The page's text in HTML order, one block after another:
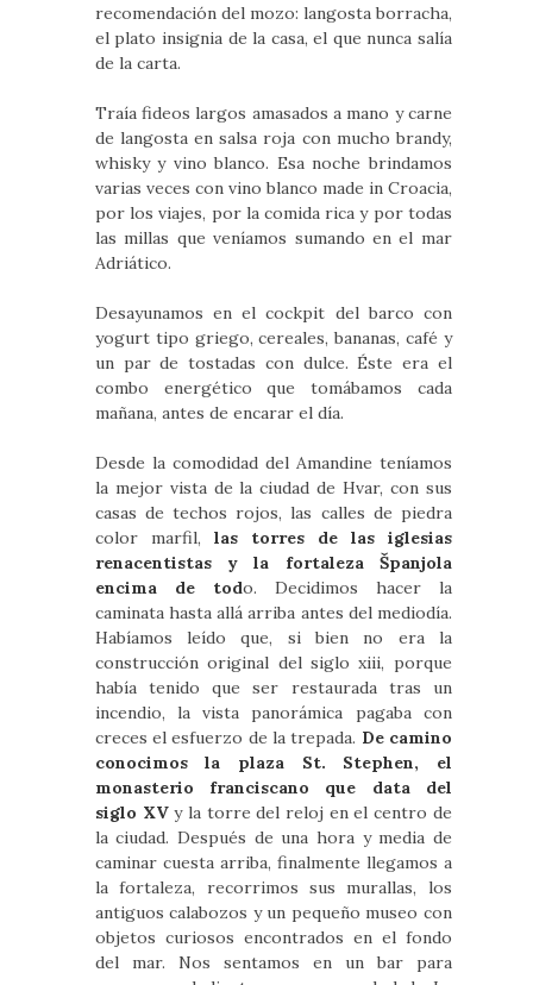
recomendación del mozo: langosta borracha,
el plato insignia de la casa, el que nunca salía
de la carta.
Traía fideos largos amasados a mano y carne
de langosta en salsa roja con mucho brandy,
whisky y vino blanco. Esa noche brindamos
varias veces con vino blanco made in Croacia,
por los viajes, por la comida rica y por todas
las millas que veníamos sumando en el mar
Adriático.
Desayunamos en el cockpit del barco con
yogurt tipo griego, cereales, bananas, café y
un par de tostadas con dulce. Éste era el
combo energético que tomábamos cada
mañana, antes de encarar el día.
Desde la comodidad del Amandine teníamos
la mejor vista de la ciudad de Hvar, con sus
casas de techos rojos, las calles de piedra
color marfil, las torres de las iglesias
renacentistas y la fortaleza Španjola
encima de todo. Decidimos hacer la
caminata hasta allá arriba antes del mediodía.
Habíamos leído que, si bien no era la
construcción original del siglo xiii, porque
había tenido que ser restaurada tras un
incendio, la vista panorámica pagaba con
creces el esfuerzo de la trepada. De camino
conocimos la plaza St. Stephen, el
monasterio franciscano que data del
siglo XVy la torre del reloj en el centro de
la ciudad. Después de una hora y media de
caminar cuesta arriba, finalmente llegamos a
la fortaleza, recorrimos sus murallas, los
antiguos calabozos y un pequeño museo con
objetos curiosos encontrados en el fondo
del mar. Nos sentamos en un bar para